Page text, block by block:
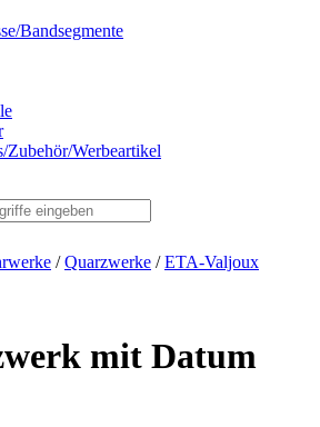
Bandsegmente
Zubehör/Werbeartikel
/Quarzwerke /ETA-Valjoux
mit Datum